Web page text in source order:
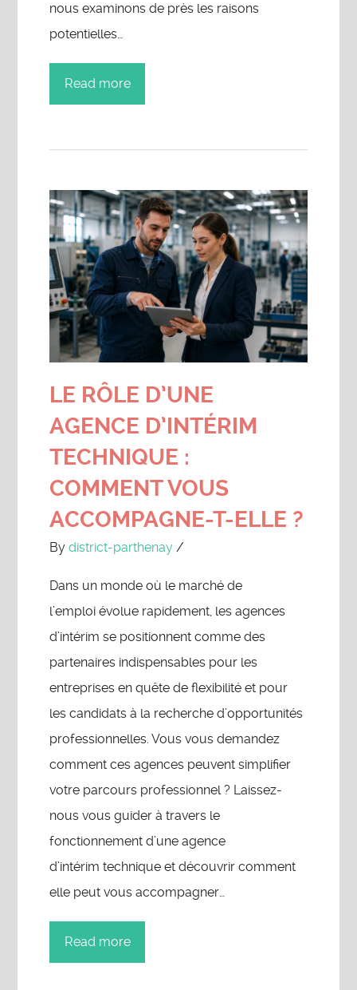
nous examinons de près les raisons
potentielles…
Read more
LE RÔLE D’UNE
AGENCE D’INTÉRIM
TECHNIQUE :
COMMENT VOUS
ACCOMPAGNE-T-ELLE ?
Bydistrict-parthenay /
Dans un monde où le marché de
l’emploi évolue rapidement, les agences
d’intérim se positionnent comme des
partenaires indispensables pour les
entreprises en quête de flexibilité et pour
les candidats à la recherche d’opportunités
professionnelles. Vous vous demandez
comment ces agences peuvent simplifier
votre parcours professionnel ? Laissez-
nous vous guider à travers le
fonctionnement d’une agence
d’intérim technique et découvrir comment
elle peut vous accompagner…
Read more